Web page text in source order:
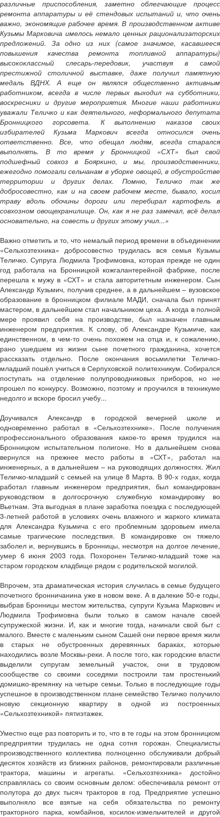
различные приспособления, заметно облегчающие процесс
ремонта аппаратуры и её стендовых испытаний и, что очень
важно, экономящие рабочее время. В производственном активе
Кузьмы Марковича имелось немало ценных рационализаторских
предложений. За одно из них (самое значимое, касавшееся
повышения качества ремонта топливной аппаратуры)
высококлассный слесарь-передовик, участвуя в самой
престижной столичной выставке, даже получил памятную
медаль ВДНХ. А еще он являлся общественно активным
работником, всегда в числе первых выходил на субботники,
воскресники и другие мероприятия. Многие наши работники
уважали Теличко и как деятельного, неформального депутата
Бронницкого горсовета. К выполнению наказов своих
избирателей Кузьма Маркович всегда относился очень
ответственно. Все, что обещал людям, всегда старался
выполнять. В то время у Бронницкой «СХТ» был свой
подшефный совхоз в Бояркино, и мы, производственники,
ежегодно помогали сельчанам в уборке овощей, в обустройстве
территории и других делах. Помню, Теличко так же
добросовестно, как и на своем рабочем месте, бывало, косил
траву вдоль обочины дороги или перебирал картофель в
совхозном овощехранилище. Он, как я не раз замечал, всё делал
основательно, на совесть и других этому учил...»
Важно отметить и то, что немалый период времени в объединении
«Сельхозтехника» добросовестно трудилась вся семья Кузьмы
Теличко. Супруга Людмила Трофимовна, которая прежде не один
год работала на Бронницкой кожгалантерейной фабрике, после
перешла к мужу в «СХТ» и стала авторитетным инженером. Сын
Александр Кузьмич, получив среднее, а в дальнейшем – вузовское
образование в бронницком филиале МАДИ, сначала был принят
мастером, в дальнейшем стал начальником цеха. А когда в полной
мере проявил себя на производстве, был назначен главным
инженером предприятия. К слову, об Александре Кузьмиче, как
единственном, в чем-то очень похожем на отца и, к сожалению,
рано ушедшем из жизни сыне почетного гражданина, хочется
рассказать отдельно. После окончания восьмилетки Теличко-
младший пошёл учиться в Серпуховской политехникум. Собирался
поступать на отделение полупроводниковых приборов, но не
прошел по конкурсу. Возможно, поэтому и проучился в техникуме
недолго и вскоре бросил учебу...
Доучивался Александр в городской вечерней школе и
одновременно работал в «Сельхозтехнике». После получения
профессионального образования какое-то время трудился на
Бронницком испытательном полигоне. Но в дальнейшем снова
вернулся на прежнее место работы в «СХТ», работал на
инженерных, а в дальнейшем – на руководящих должностях. Жил
Теличко-младший с семьей на улице 8 Марта. В 90-х годах, когда
работал главным инженером предприятия, был командирован
руководством в долгосрочную служебную командировку во
Вьетнам. Эта выгодная в плане заработка поездка с последующей
3-летней работой в условиях очень влажного и жаркого климата
для Александра Кузьмича с его проблемным здоровьем имела
самые трагические последствия. В командировке он тяжело
заболел и, вернувшись в Бронницы, несмотря на долгое лечение,
умер 6 июня 2003 года. Похоронен Теличко-младший тоже на
старом городском кладбище рядом с родительской могилой.
Впрочем, эта драматическая история случилась в семье будущего
почетного бронничанина уже в новом веке. А в далекие 50-е годы,
выбрав Бронницы местом жительства, супруги Кузьма Маркович и
Людмила Трофимовна были только в самом начале своей
супружеской жизни. И, как и многие тогда, начинали свой быт с
малого. Вместе с маленьким сыном Сашей они первое время жили
в старых не обустроенных деревянных бараках, которые
находились возле Москвы-реки. А после того, как городские власти
выделили супругам земельный участок, они в трудовом
сообществе со своими соседями построили там простенький
домишко-времянку на четыре семьи. Только в последующие годы
успешное в производственном плане семейство Теличко получило
новую секционную квартиру в одной из построенных
«Сельхозтехникой» пятиэтажек.
Уместно еще раз повторить и то, что в те годы на этом бронницком
предприятии трудилась не одна сотня горожан. Специалисты
производственного коллектива полноценно обслуживали добрый
десяток хозяйств из ближних районов, ремонтировали различные
трактора, машины и агрегаты. «Сельхозтехника» достойно
справлялась со своим основным делом: обеспечивала ремонт от
полутора до двух тысяч тракторов в год. Предприятие успешно
выполняло все взятые на себя обязательства по ремонту
тракторного парка, комбайнов, косилок-измельчителей и другой